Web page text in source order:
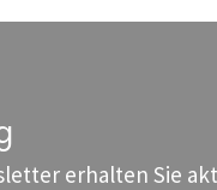
erhalten Sie